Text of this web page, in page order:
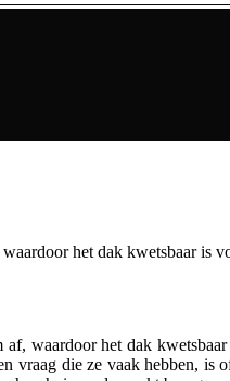
het dak kwetsbaar is
waardoor het dak
vraag die ze vaak hebben, is